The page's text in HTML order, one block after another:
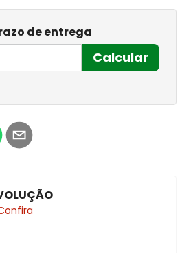
de entrega
Calcular